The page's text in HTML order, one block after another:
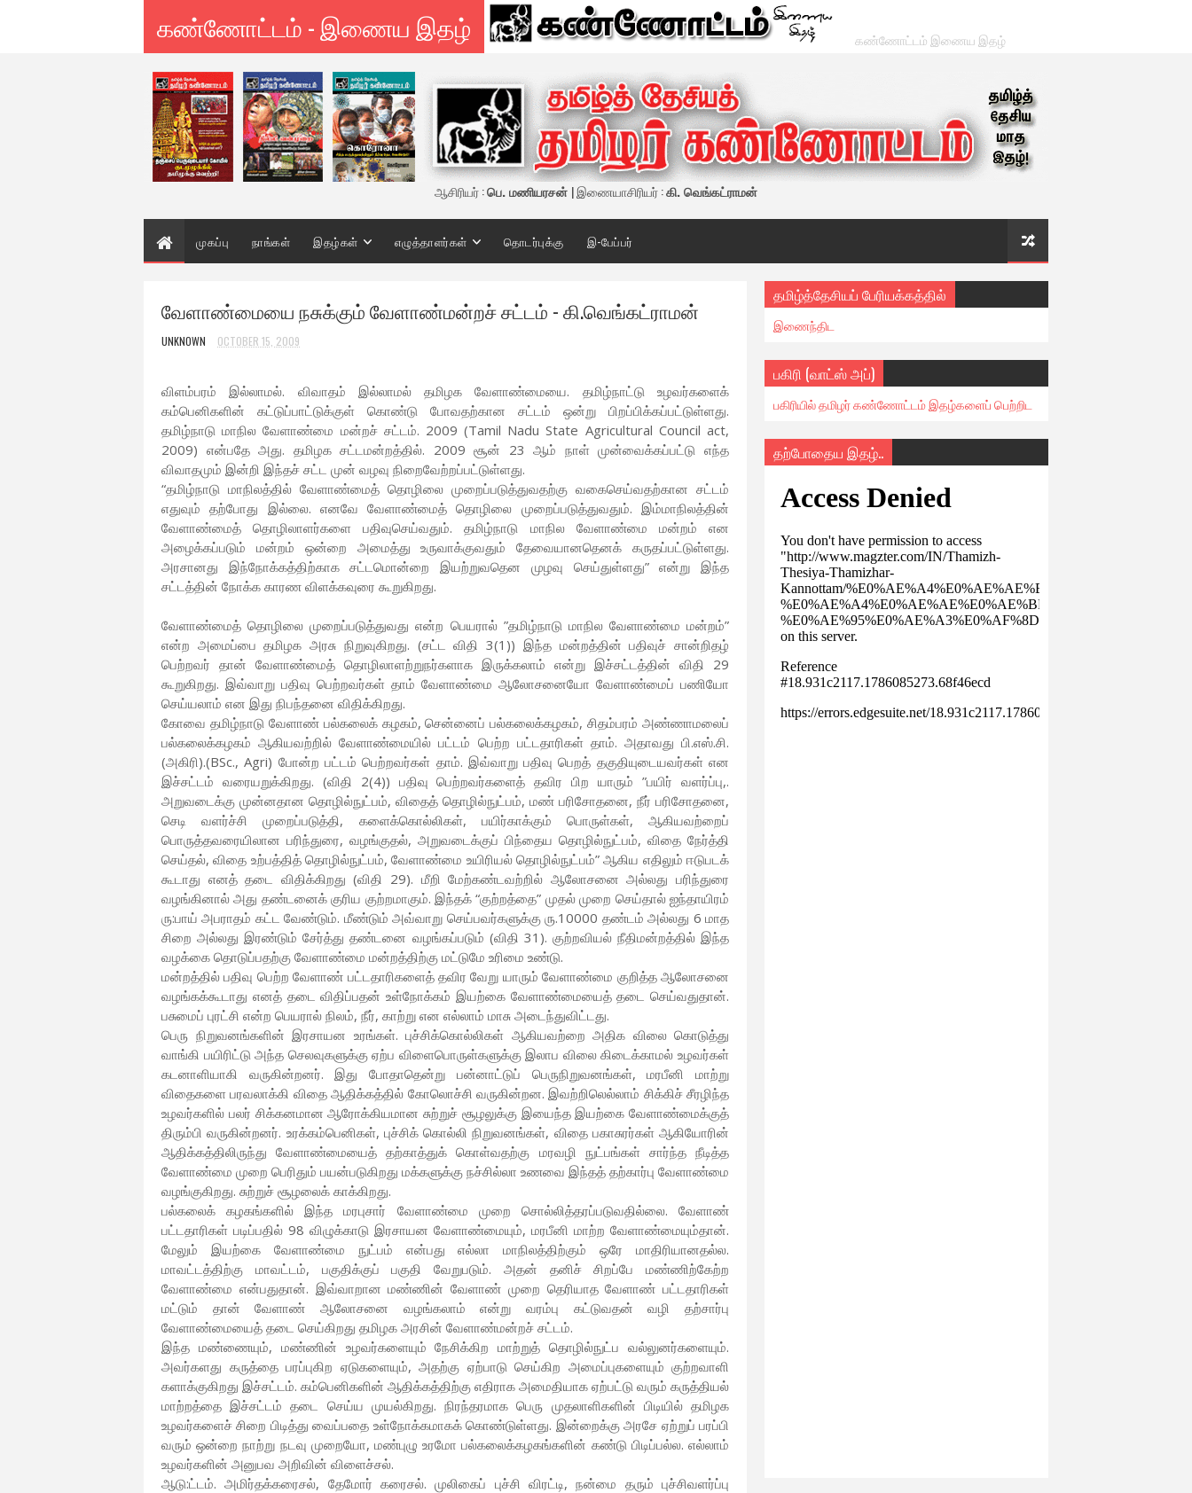
கண்ணோட்டம் - இணைய இதழ் கண்ணோட்டம் இணைய இதழ்
ஆசிரியர் :பெ. மணியரசன் | இணையாசிரியர் :கி. வெங்கட்ராமன்
முகப்பு நாங்கள் இதழ்கள் எழுத்தாளர்கள் தொடர்புக்கு இ-பேப்பர்
வேளாண்மையை நசுக்கும் வேளாண்மன்றச் சட்டம் - கி.வெங்கட்ராமன்
UNKNOWN OCTOBER 15, 2009
விளம்பரம் இல்லாமல். விவாதம் இல்லாமல் தமிழக வேளாண்மையை. தமிழ்நாட்டு உழவர்களைக்
கம்பெனிகளின் கட்டுப்பாட்டுக்குள் கொண்டு போவதற்கான சட்டம் ஒன்று பிறப்பிக்கப்பட்டுள்ளது.
தமிழ்நாடு மாநில வேளாண்மை மன்றச் சட்டம். 2009 (Tamil Nadu State Agricultural Council act,
2009) என்பதே அது. தமிழக சட்டமன்றத்தில். 2009 சூன் 23 ஆம் நாள் முன்வைக்கப்பட்டு எந்த
விவாதமும் இன்றி இந்தச் சட்ட முன் வழவு நிறைவேற்றப்பட்டுள்ளது.
“தமிழ்நாடு மாநிலத்தில் வேளாண்மைத் தொழிலை முறைப்படுத்துவதற்கு வகைசெய்வதற்கான சட்டம்
எதுவும் தற்போது இல்லை. எனவே வேளாண்மைத் தொழிலை முறைப்படுத்துவதும். இம்மாநிலத்தின்
வேளாண்மைத் தொழிலாளர்களை பதிவுசெய்வதும். தமிழ்நாடு மாநில வேளாண்மை மன்றம் என
அழைக்கப்படும் மன்றம் ஒன்றை அமைத்து உருவாக்குவதும் தேவையானதெனக் கருதப்பட்டுள்ளது.
அரசானது இந்நோக்கத்திற்காக சட்டமொன்றை இயற்றுவதென முழவு செய்துள்ளது” என்று இந்த
சட்டத்தின் நோக்க காரண விளக்கவுரை கூறுகிறது.
வேளாண்மைத் தொழிலை முறைப்படுத்துவது என்ற பெயரால் ”தமிழ்நாடு மாநில வேளாண்மை மன்றம்”
என்ற அமைப்பை தமிழக அரசு நிறுவுகிறது. (சட்ட விதி 3(1)) இந்த மன்றத்தின் பதிவுச் சான்றிதழ்
பெற்றவர் தான் வேளாண்மைத் தொழிலாளற்றுநர்களாக இருக்கலாம் என்று இச்சட்டத்தின் விதி 29
கூறுகிறது. இவ்வாறு பதிவு பெற்றவர்கள் தாம் வேளாண்மை ஆலோசனையோ வேளாண்மைப் பணியோ
செய்யலாம் என இது நிபந்தனை விதிக்கிறது.
கோவை தமிழ்நாடு வேளாண் பல்கலைக் கழகம், சென்னைப் பல்கலைக்கழகம், சிதம்பரம் அண்ணாமலைப்
பல்கலைக்கழகம் ஆகியவற்றில் வேளாண்மையில் பட்டம் பெற்ற பட்டதாரிகள் தாம். அதாவது பி.எஸ்.சி.
(அகிரி).(BSc., Agri) போன்ற பட்டம் பெற்றவர்கள் தாம். இவ்வாறு பதிவு பெறத் தகுதியுடையவர்கள் என
இச்சட்டம் வரையறுக்கிறது. (விதி 2(4)) பதிவு பெற்றவர்களைத் தவிர பிற யாரும் ”பயிர் வளர்ப்பு,.
அறுவடைக்கு முன்னதான தொழில்நுட்பம், விதைத் தொழில்நுட்பம், மண் பரிசோதனை, நீர் பரிசோதனை,
செடி வளர்ச்சி முறைப்படுத்தி, களைக்கொல்லிகள், பயிர்காக்கும் பொருள்கள், ஆகியவற்றைப்
பொருத்தவரையிலான பரிந்துரை, வழங்குதல், அறுவடைக்குப் பிந்தைய தொழில்நுட்பம், விதை நேர்த்தி
செய்தல், விதை உற்பத்தித் தொழில்நுட்பம், வேளாண்மை உயிரியல் தொழில்நுட்பம்” ஆகிய எதிலும் ஈடுபடக்
கூடாது எனத் தடை விதிக்கிறது (விதி 29). மீறி மேற்கண்டவற்றில் ஆலோசனை அல்லது பரிந்துரை
வழங்கினால் அது தண்டனைக் குரிய குற்றமாகும். இந்தக் “குற்றத்தை” முதல் முறை செய்தால் ஐந்தாயிரம்
ரு:பாய் அபராதம் கட்ட வேண்டும். மீண்டும் அவ்வாறு செய்பவர்களுக்கு ரு.10000 தண்டம் அல்லது 6 மாத
சிறை அல்லது இரண்டும் சேர்த்து தண்டனை வழங்கப்படும் (விதி 31). குற்றவியல் நீதிமன்றத்தில் இந்த
வழக்கை தொடுப்பதற்கு வேளாண்மை மன்றத்திற்கு மட்டுமே உரிமை உண்டு.
மன்றத்தில் பதிவு பெற்ற வேளாண் பட்டதாரிகளைத் தவிர வேறு யாரும் வேளாண்மை குறித்த ஆலோசனை
வழங்கக்கூடாது எனத் தடை விதிப்பதன் உள்நோக்கம் இயற்கை வேளாண்மையைத் தடை செய்வதுதான்.
பசுமைப் புரட்சி என்ற பெயரால் நிலம், நீர், காற்று என எல்லாம் மாசு அடைந்துவிட்டது.
பெரு நிறுவனங்களின் இரசாயன உரங்கள். புச்சிக்கொல்லிகள் ஆகியவற்றை அதிக விலை கொடுத்து
வாங்கி பயிரிட்டு அந்த செலவுகளுக்கு ஏற்ப விளைபொருள்களுக்கு இலாப விலை கிடைக்காமல் உழவர்கள்
கடனாளியாகி வருகின்றனர். இது போதாதென்று பன்னாட்டுப் பெருநிறுவனங்கள், மரபீனி மாற்று
விதைகளை பரவலாக்கி விதை ஆதிக்கத்தில் கோலொச்சி வருகின்றன. இவற்றிலெல்லாம் சிக்கிச் சீரழிந்த
உழவர்களில் பலர் சிக்கனமான ஆரோக்கியமான சுற்றுச் சூழலுக்கு இயைந்த இயற்கை வேளாண்மைக்குத்
திரும்பி வருகின்றனர். உரக்கம்பெனிகள், புச்சிக் கொல்லி நிறுவனங்கள், விதை பகாசுரர்கள் ஆகியோரின்
ஆதிக்கத்திலிருந்து வேளாண்மையைத் தற்காத்துக் கொள்வதற்கு மரவழி நுட்பங்கள் சார்ந்த நீடித்த
வேளாண்மை முறை பெரிதும் பயன்படுகிறது மக்களுக்கு நச்சில்லா உணவை இந்தத் தற்கார்பு வேளாண்மை
வழங்குகிறது. சுற்றுச் சூழலைக் காக்கிறது.
பல்கலைக் கழகங்களில் இந்த மரபுசார் வேளாண்மை முறை சொல்லித்தரப்படுவதில்லை. வேளாண்
பட்டதாரிகள் படிப்பதில் 98 விழுக்காடு இரசாயன வேளாண்மையும், மரபீனி மாற்ற வேளாண்மையும்தான்.
மேலும் இயற்கை வேளாண்மை நுட்பம் என்பது எல்லா மாநிலத்திற்கும் ஒரே மாதிரியானதல்ல.
மாவட்டத்திற்கு மாவட்டம், பகுதிக்குப் பகுதி வேறுபடும். அதன் தனிச் சிறப்பே மண்ணிற்கேற்ற
வேளாண்மை என்பதுதான். இவ்வாறான மண்ணின் வேளாண் முறை தெரியாத வேளாண் பட்டதாரிகள்
மட்டும் தான் வேளாண் ஆலோசனை வழங்கலாம் என்று வரம்பு கட்டுவதன் வழி தற்சார்பு
வேளாண்மையைத் தடை செய்கிறது தமிழக அரசின் வேளாண்மன்றச் சட்டம்.
இந்த மண்ணையும், மண்ணின் உழவர்களையும் நேசிக்கிற மாற்றுத் தொழில்நுட்ப வல்லுனர்களையும்.
அவர்களது கருத்தை பரப்புகிற ஏடுகளையும், அதற்கு ஏற்பாடு செய்கிற அமைப்புகளையும் குற்றவாளி
களாக்குகிறது இச்சட்டம். கம்பெனிகளின் ஆதிக்கத்திற்கு எதிராக அமைதியாக ஏற்பட்டு வரும் கருத்தியல்
மாற்றத்தை இச்சட்டம் தடை செய்ய முயல்கிறது. நிரந்தரமாக பெரு முதலாளிகளின் பிடியில் தமிழக
உழவர்களைச் சிறை பிடித்து வைப்பதை உள்நோக்கமாகக் கொண்டுள்ளது. இன்றைக்கு அரசே ஏற்றுப் பரப்பி
வரும் ஒன்றை நாற்று நடவு முறையோ, மண்புழு உரமோ பல்கலைக்கழகங்களின் கண்டு பிடிப்பல்ல. எல்லாம்
உழவர்களின் அனுபவ அறிவின் விளைச்சல்.
ஆடு:ட்டம். அமிர்தக்கரைசல், தேமோர் கரைசல். முலிகைப் புச்சி விரட்டி, நன்மை தரும் புச்சிவளர்ப்பு
தமிழ்த்தேசியப் பேரியக்கத்தில்
இணைந்திட
பகிரி (வாட்ஸ் அப்)
பகிரியில் தமிழர் கண்ணோட்டம் இதழ்களைப் பெற்றிட
தற்போதைய இதழ்..